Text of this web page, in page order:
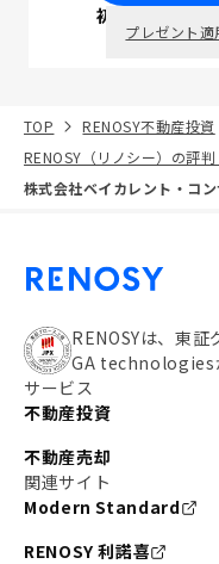
初回面談で
プレゼント適
TOP RENOSY不動産投資
RENOSY（リノシー）の評
株式会社ベイカレント・コ
RENOSYは、東証
GA technologies
サービス
不動産投資
不動産売却
関連サイト
Modern Standard
RENOSY 利諾喜